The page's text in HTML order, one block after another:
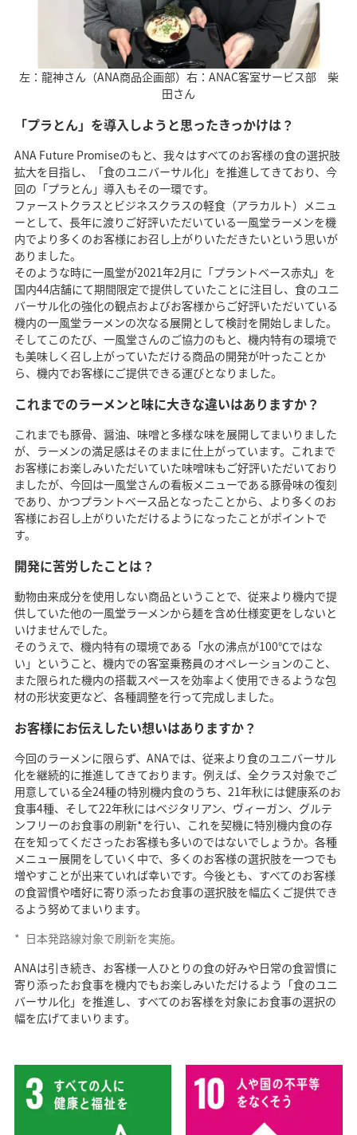
左：龍神さん（ANA商品企画部）右：ANAC客室サービス部 柴
田さん
「プラとん」を導入しようと思ったきっかけは？
ANA Future Promiseのもと、我々はすべてのお客様の食の選択肢
拡大を目指し、「食のユニバーサル化」を推進してきており、今
回の「プラとん」導入もその一環です。
ファーストクラスとビジネスクラスの軽食（アラカルト）メニュ
ーとして、長年に渡りご好評いただいている一風堂ラーメンを機
内でより多くのお客様にお召し上がりいただきたいという思いが
ありました。
そのような時に一風堂が2021年2月に「プラントベース赤丸」を
国内44店舗にて期間限定で提供していたことに注目し、食のユニ
バーサル化の強化の観点およびお客様からご好評いただいている
機内の一風堂ラーメンの次なる展開として検討を開始しました。
そしてこのたび、一風堂さんのご協力のもと、機内特有の環境で
も美味しく召し上がっていただける商品の開発が叶ったことか
ら、機内でお客様にご提供できる運びとなりました。
これまでのラーメンと味に大きな違いはありますか？
これまでも豚骨、醤油、味噌と多様な味を展開してまいりました
が、ラーメンの満足感はそのままに仕上がっています。これまで
お客様にお楽しみいただいていた味噌味もご好評いただいており
ましたが、今回は一風堂さんの看板メニューである豚骨味の復刻
であり、かつプラントベース品となったことから、より多くのお
客様にお召し上がりいただけるようになったことがポイントで
す。
開発に苦労したことは？
動物由来成分を使用しない商品ということで、従来より機内で提
供していた他の一風堂ラーメンから麺を含め仕様変更をしないと
いけませんでした。
そのうえで、機内特有の環境である「水の沸点が100℃ではな
い」ということ、機内での客室乗務員のオペレーションのこと、
また限られた機内の搭載スペースを効率よく使用できるような包
材の形状変更など、各種調整を行って完成しました。
お客様にお伝えしたい想いはありますか？
今回のラーメンに限らず、ANAでは、従来より食のユニバーサル
化を継続的に推進してきております。例えば、全クラス対象でご
用意している全24種の特別機内食のうち、21年秋には健康系のお
食事4種、そして22年秋にはベジタリアン、ヴィーガン、グルテ
ンフリーのお食事の刷新*を行い、これを契機に特別機内食の存
在を知ってくださったお客様も多いのではないでしょうか。各種
メニュー展開をしていく中で、多くのお客様の選択肢を一つでも
増やすことが出来ていれば幸いです。今後とも、すべてのお客様
の食習慣や嗜好に寄り添ったお食事の選択肢を幅広くご提供でき
るよう努めてまいります。
* 日本発路線対象で刷新を実施。
ANAは引き続き、お客様一人ひとりの食の好みや日常の食習慣に
寄り添ったお食事を機内でもお楽しみいただけるよう「食のユニ
バーサル化」を推進し、すべてのお客様を対象にお食事の選択の
幅を広げてまいります。